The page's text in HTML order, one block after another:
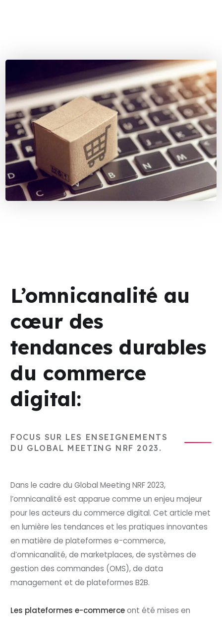
L’omnicanalité au
cœur des
tendances durables
du commerce
digital:
FOCUS SUR LES ENSEIGNEMENTS
DU GLOBAL MEETING NRF 2023.
Dans le cadre du Global Meeting NRF 2023,
l’omnicanalité est apparue comme un enjeu majeur
pour les acteurs du commerce digital. Cet article met
en lumière les tendances et les pratiques innovantes
en matière de plateformes e-commerce,
d’omnicanalité, de marketplaces, de systèmes de
gestion des commandes (OMS), de data
management et de plateformes B2B.
Les plateformes e-commerceont été mises en